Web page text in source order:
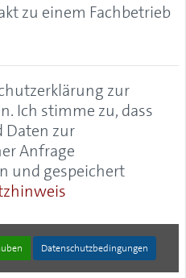
zu einem Fachbetrieb
zur
Ich stimme zu, dass
Daten zur
Anfrage
und gespeichert
Datenschutzbedingungen